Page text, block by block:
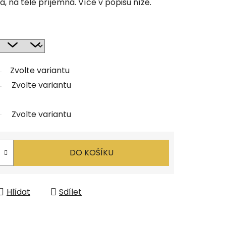
Zvolte variantu
Zvolte variantu
Zvolte variantu
DO KOŠÍKU
Hlídat Sdílet